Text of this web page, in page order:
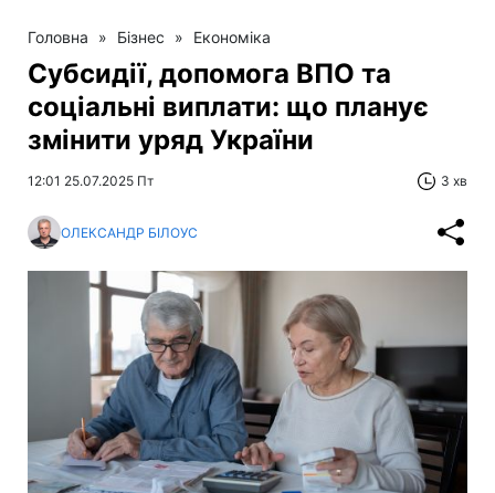
Головна » Бізнес » Економіка
Субсидії, допомога ВПО та
соціальні виплати: що планує
змінити уряд України
12:01 25.07.2025 Пт 3 хв
ОЛЕКСАНДР БІЛОУС